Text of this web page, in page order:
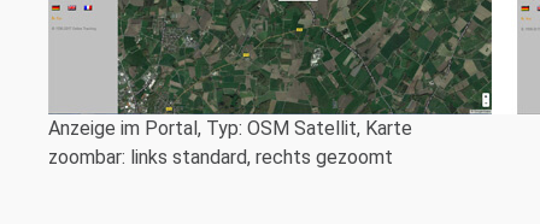
Anzeige im Portal, Typ: OSM Satellit, Karte
zoombar: links standard, rechts gezoomt